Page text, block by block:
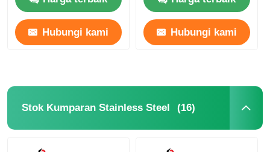
Hubungi kami Hubungi kami
Stok Kumparan Stainless Steel (16)